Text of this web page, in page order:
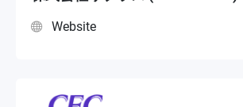
Website